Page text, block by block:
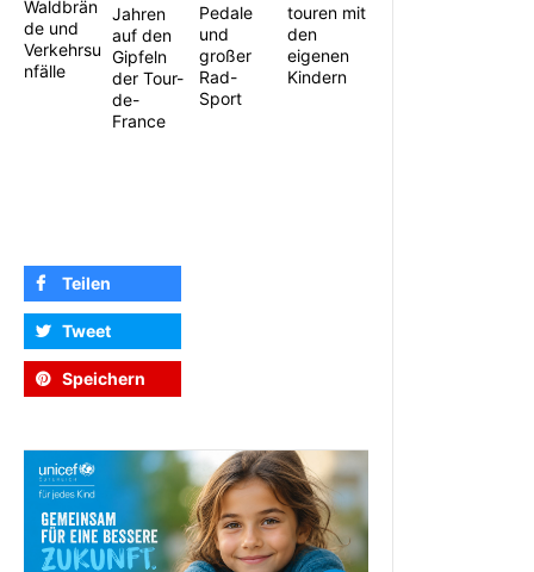
Waldbrän
de und
Verkehrsu
nfälle
Jahren
auf den
Gipfeln
der Tour-
de-
France
Pedale
und
großer
Rad-
Sport
touren mit
den
eigenen
Kindern
Teilen
Tweet
Speichern